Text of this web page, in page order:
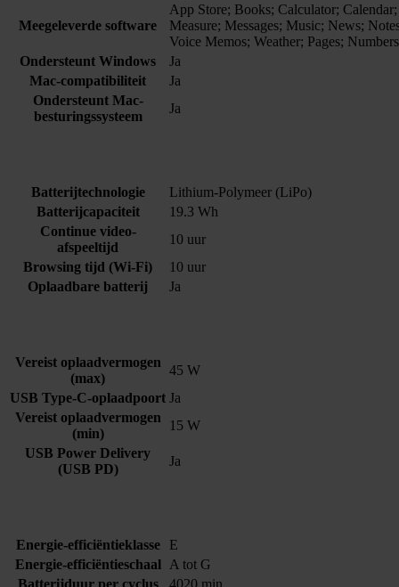
Meegeleverde software
App Store; Books; Calculator;
Measure; Messages; Music; News;
Voice Memos; Weather; Pages;
Ondersteunt Windows
Ja
Mac-compatibiliteit
Ja
Ondersteunt Mac-
besturingssysteem
Ja
Batterijtechnologie
Lithium-Polymeer (LiPo)
Batterijcapaciteit
19.3 Wh
Continue video-
afspeeltijd
10 uur
Browsing tijd (Wi-Fi)
10 uur
Oplaadbare batterij
Ja
Vereist oplaadvermogen
(max)
45 W
USB Type-C-oplaadpoort Ja
Vereist oplaadvermogen
(min)
15 W
USB Power Delivery
(USB PD)
Ja
Energie-efficiëntieklasse
E
Energie-efficiëntieschaal
A tot G